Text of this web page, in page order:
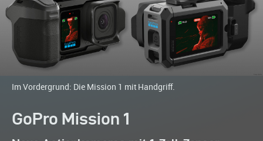
Im Vordergrund: Die Mission 1 mit Handgriff.
GoPro Mission 1